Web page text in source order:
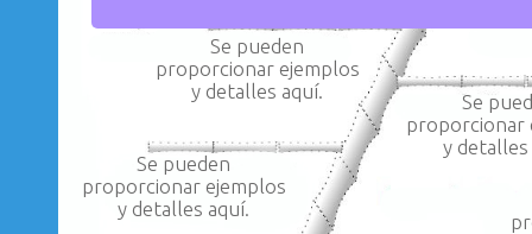
Se pueden
proporcionar ejemplos
y detalles aquí.
Se
proporcionar
y detalles
Se pueden
proporcionar ejemplos
y detalles aquí.